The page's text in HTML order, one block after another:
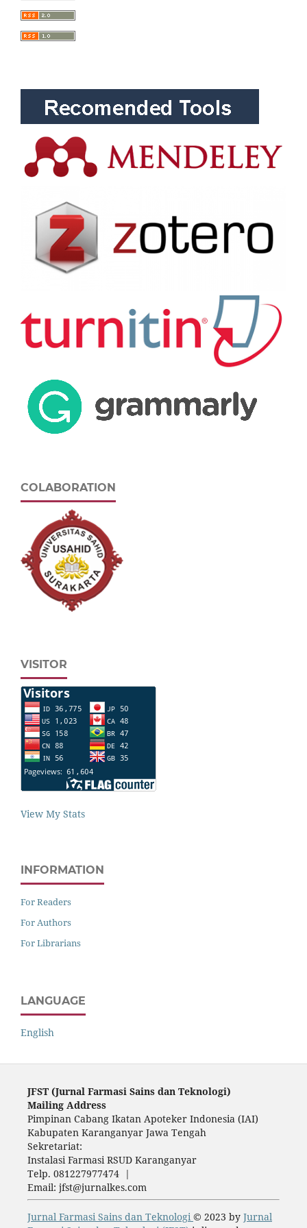
COLABORATION
VISITOR
View My Stats
INFORMATION
For Readers
For Authors
For Librarians
LANGUAGE
English
JFST (Jurnal Farmasi Sains dan Teknologi)
Mailing Address
Pimpinan Cabang Ikatan Apoteker Indonesia (IAI)
Kabupaten Karanganyar Jawa Tengah
Sekretariat:
Instalasi Farmasi RSUD Karanganyar
Telp. 081227977474 |
Email: jfst@jurnalkes.com
Jurnal Farmasi Sains dan Teknologi© 2023 by Jurnal